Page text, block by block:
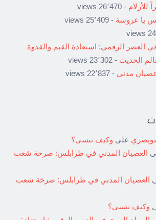
- 26٬470 views
يا عروسة - 25٬409 views
العصر الرقمي: استعادة القيم والقدوة
الحديث - 23٬302 views
عصيان مدني - 22٬837 views
على وكيف ننسى؟
العصيان المدني في طرابلس: صرخة شعب
العصيان المدني في طرابلس: صرخة شعب
وكيف ننسى؟